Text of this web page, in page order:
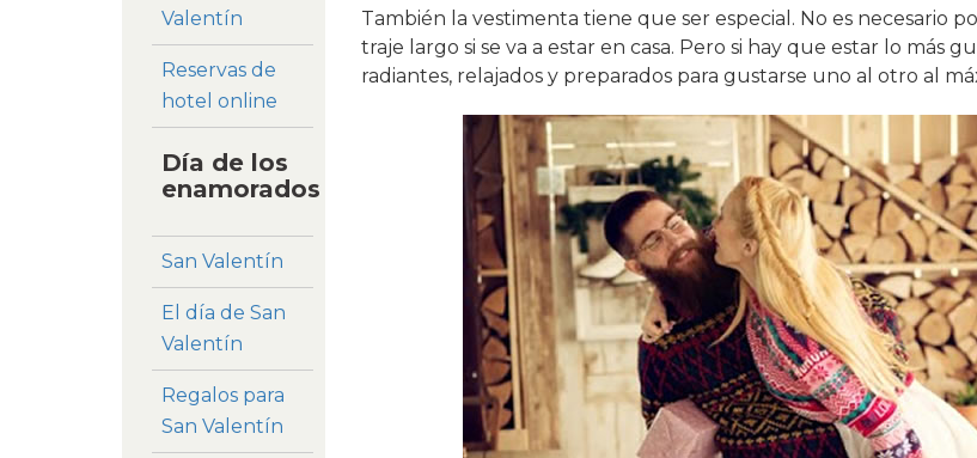
También la vestimenta tiene que ser especial. No es necesario
traje largo si se va a estar en casa. Pero si hay que estar lo más
radiantes, relajados y preparados para gustarse uno al otro al
Valentín
Reservas de
hotel online
Día de los
enamorados
San Valentín
El día de San
Valentín
Regalos para
San Valentín